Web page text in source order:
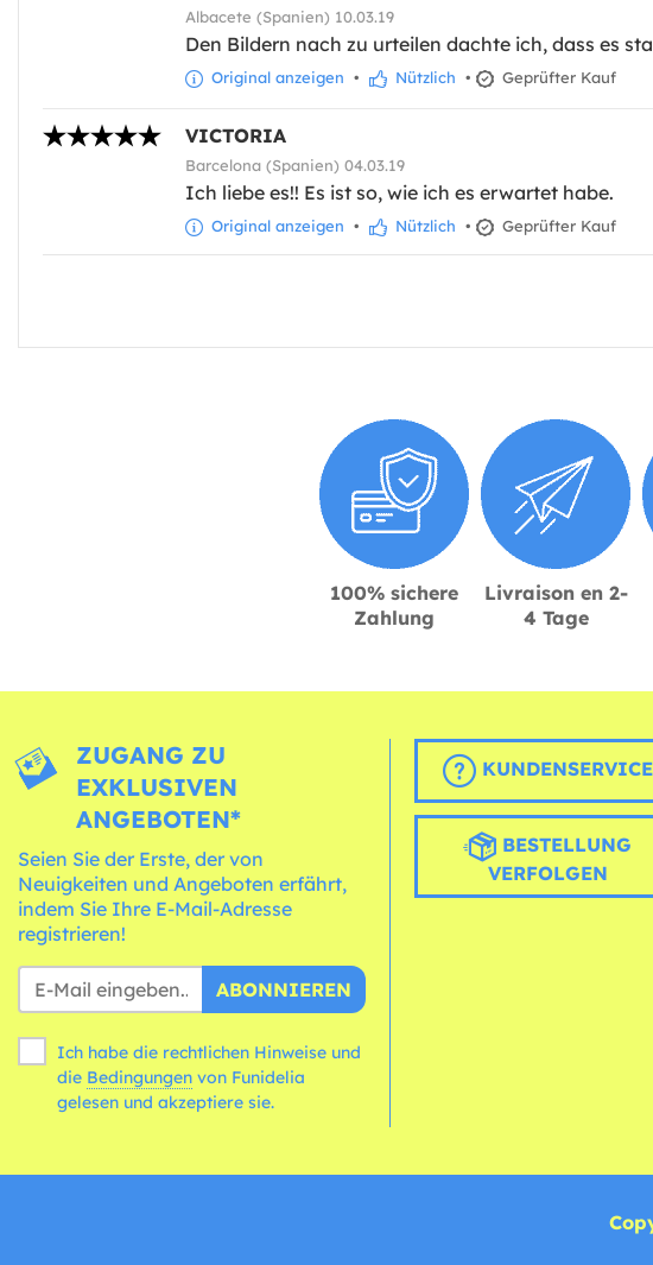
Albacete (Spanien) 10.03.19
Den Bildern nach zu urteilen dachte ich, dass es
Original anzeigen • Nützlich • Geprüfter Kauf
VICTORIA
Barcelona (Spanien) 04.03.19
Ich liebe es!! Es ist so, wie ich es erwartet habe.
Original anzeigen • Nützlich • Geprüfter Kauf
100% sichere
Zahlung
Livraison en 2-
4 Tage
ZUGANG ZU
EXKLUSIVEN
ANGEBOTEN*
Seien Sie der Erste, der von
Neuigkeiten und Angeboten erfährt,
indem Sie Ihre E-Mail-Adresse
registrieren!
ABONNIEREN
Ich habe die rechtlichen Hinweise und
die Bedingungen
gelesen und akzeptiere sie.
KUNDENSERVICE
BESTELLUNG
VERFOLGEN